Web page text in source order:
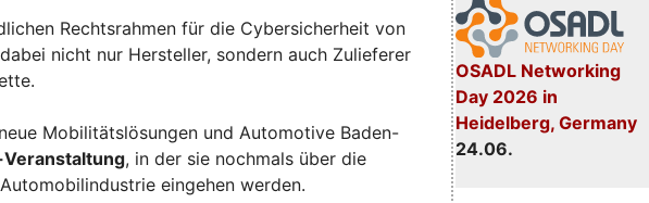
OSADL Networking
Day 2026 in
Heidelberg, Germany
24.06.
Rechtsrahmen für die Cybersicherheit von
nicht nur Hersteller, sondern auch Zulieferer
Mobilitätslösungen und Automotive Baden-
, in der sie nochmals über die
eingehen werden.